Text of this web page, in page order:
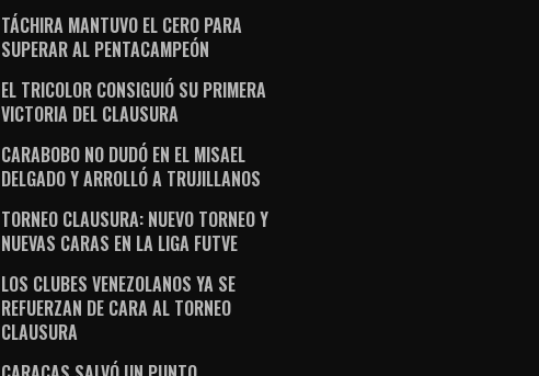
TÁCHIRA MANTUVO EL CERO PARA
SUPERAR AL PENTACAMPEÓN
EL TRICOLOR CONSIGUIÓ SU PRIMERA
VICTORIA DEL CLAUSURA
CARABOBO NO DUDÓ EN EL MISAEL
DELGADO Y ARROLLÓ A TRUJILLANOS
TORNEO CLAUSURA: NUEVO TORNEO Y
NUEVAS CARAS EN LA LIGA FUTVE
LOS CLUBES VENEZOLANOS YA SE
REFUERZAN DE CARA AL TORNEO
CLAUSURA